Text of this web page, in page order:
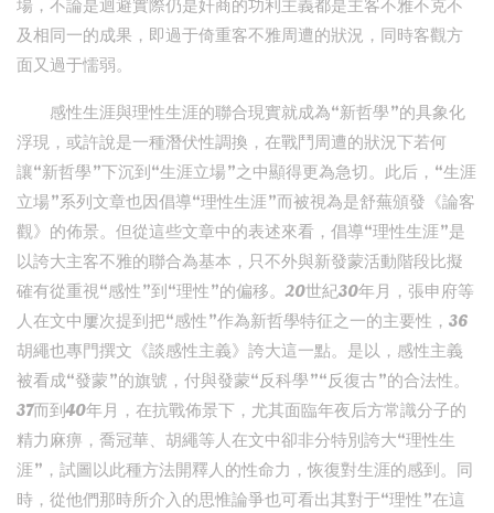
場，不論是迴避實際仍是奸商的功利主義都是主客不雅不克不
及相同一的成果，即過于倚重客不雅周遭的狀況，同時客觀方
面又過于懦弱。
感性生涯與理性生涯的聯合現實就成為“新哲學”的具象化
浮現，或許說是一種潛伏性調換，在戰鬥周遭的狀況下若何
讓“新哲學”下沉到“生涯立場”之中顯得更為急切。此后，“生涯
立場”系列文章也因倡導“理性生涯”而被視為是舒蕪頒發《論客
觀》的佈景。但從這些文章中的表述來看，倡導“理性生涯”是
以誇大主客不雅的聯合為基本，只不外與新發蒙活動階段比擬
確有從重視“感性”到“理性”的偏移。20世紀30年月，張申府等
人在文中屢次提到把“感性”作為新哲學特征之一的主要性，36
胡繩也專門撰文《談感性主義》誇大這一點。是以，感性主義
被看成“發蒙”的旗號，付與發蒙“反科學”“反復古”的合法性。
37而到40年月，在抗戰佈景下，尤其面臨年夜后方常識分子的
精力麻痹，喬冠華、胡繩等人在文中卻非分特別誇大“理性生
涯”，試圖以此種方法開釋人的性命力，恢復對生涯的感到。同
時，從他們那時所介入的思惟論爭也可看出其對于“理性”在這